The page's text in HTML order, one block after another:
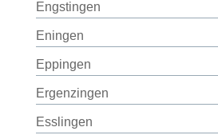
Engstingen
Eningen
Eppingen
Ergenzingen
Esslingen